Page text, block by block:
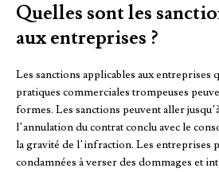
Quelles sont les
aux entreprises ?
Les sanctions applicables aux entreprises
pratiques commerciales trompeuses
formes. Les sanctions peuvent aller
l’annulation du contrat conclu avec le
la gravité de l’infraction. Les entreprises
condamnées à verser des dommages et